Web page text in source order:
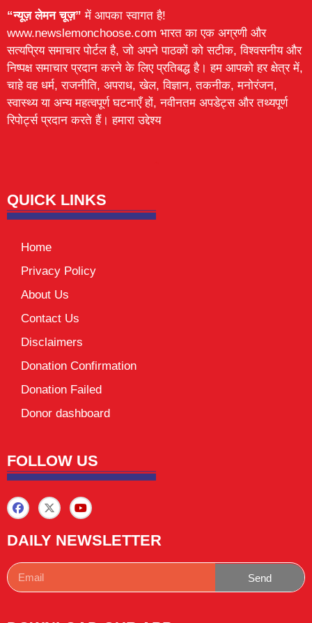
“न्यूज़ लेमन चूज़” में आपका स्वागत है!
www.newslemonchoose.com भारत का एक अग्रणी और
सत्यप्रिय समाचार पोर्टल है, जो अपने पाठकों को सटीक, विश्वसनीय और
निष्पक्ष समाचार प्रदान करने के लिए प्रतिबद्ध है। हम आपको हर क्षेत्र में,
चाहे वह धर्म, राजनीति, अपराध, खेल, विज्ञान, तकनीक, मनोरंजन,
स्वास्थ्य या अन्य महत्वपूर्ण घटनाएँ हों, नवीनतम अपडेट्स और तथ्यपूर्ण
रिपोर्ट्स प्रदान करते हैं। हमारा उद्देश्य
QUICK LINKS
Home
Privacy Policy
About Us
Contact Us
Disclaimers
Donation Confirmation
Donation Failed
Donor dashboard
FOLLOW US
DAILY NEWSLETTER
Send